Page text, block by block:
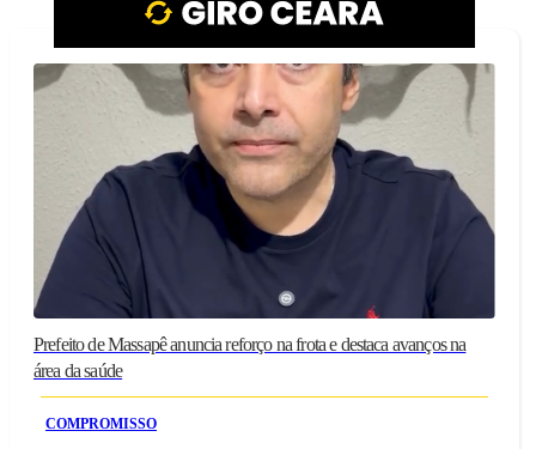
Prefeito de Massapê anuncia reforço na frota e destaca avanços na
área da saúde
COMPROMISSO